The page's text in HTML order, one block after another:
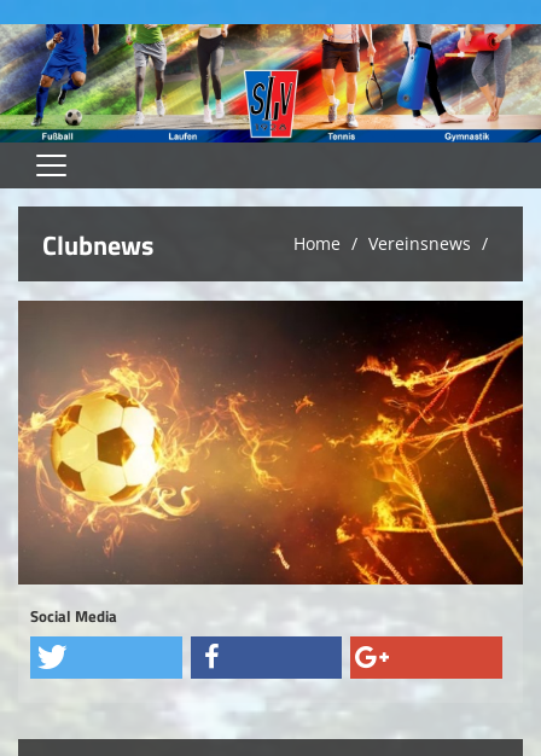
Home
Heimspielplan
Teams
Spielstätten
Unser Verein
Downloads
Rasen-Sportplatz
SVL FAN SHOP
SVL Reloaded Unterstützer
Clubnews Home Vereinsnews
Social Media